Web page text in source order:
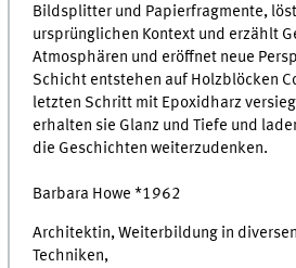
Bildsplitter und Papierfragmente,
ursprünglichen Kontext und erzählt
Atmosphären und eröffnet neue
Schicht entstehen auf Holzblöcken
letzten Schritt mit Epoxidharz
erhalten sie Glanz und Tiefe und
die Geschichten weiterzudenken.
Barbara Howe *1962
Architektin, Weiterbildung in
Techniken,